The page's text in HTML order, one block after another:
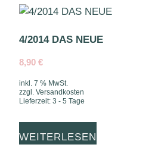
4/2014 DAS NEUE
8,90€
inkl. 7 % MwSt.
zzgl.Versandkosten
Lieferzeit:3 - 5 Tage
WEITERLESEN